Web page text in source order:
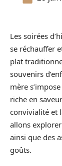
Les soirées
se réchauffer
plat
souvenirs
mère
riche en
convivialité et
allons
ainsi que des
goûts.